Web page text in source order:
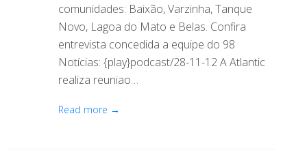
comunidades: Baixão, Varzinha, Tanque
Novo, Lagoa do Mato e Belas. Confira
entrevista concedida a equipe do 98
Notícias: {play}podcast/28-11-12 A Atlantic
realiza reuniao…
Read more →